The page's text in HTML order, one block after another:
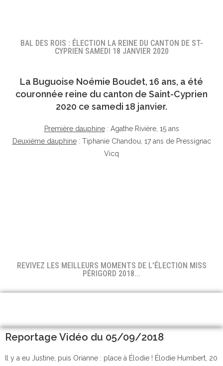
BAL DES ROIS : ÉLECTION LA REINE DU CANTON DE ST-
CYPRIEN SAMEDI 18 JANVIER 2020
La Buguoise Noémie Boudet, 16 ans, a été
couronnée reine du canton de Saint-Cyprien
2020 ce samedi 18 janvier.
Première dauphine: Agathe Rivière, 15 ans
Deuxième dauphine: Tiphanie Chandou, 17 ans de Pressignac
Vicq
REVIVEZ LES MEILLEURS MOMENTS DE L'ÉLECTION MISS
PÉRIGORD 2018...
Reportage Vidéo du 05/09/2018
Il y a eu Justine, puis Orianne : place à Élodie ! Élodie Humbert, 20